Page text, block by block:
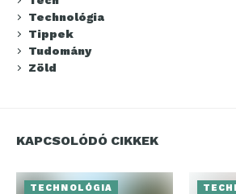
Technológia
Tippek
Tudomány
Zöld
KAPCSOLÓDÓ CIKKEK
TECHNOLÓGIA